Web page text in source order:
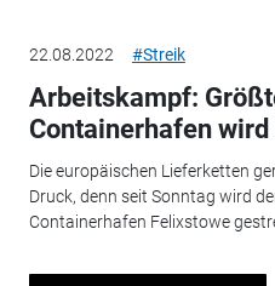
22.08.2022 #Streik
Arbeitskampf:
Containerhafen
Die europäischen Lieferketten
Druck, denn seit Sonntag wird
Containerhafen Felixstowe